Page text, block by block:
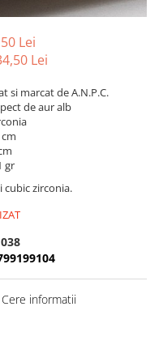
Lei
Lei
si marcat de A.N.P.C.
de aur alb
gr
cubic zirconia.
informatii